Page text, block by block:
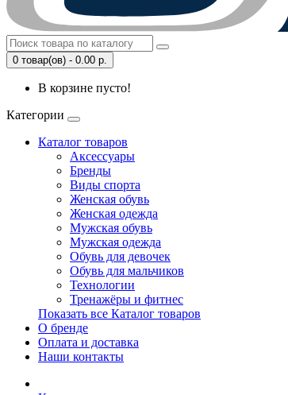
0 товар(ов) - 0.00 р.
В корзине пусто!
Категории
Каталог товаров
Аксессуары
Бренды
Виды спорта
Женская обувь
Женская одежда
Мужская обувь
Мужская одежда
Обувь для девочек
Обувь для мальчиков
Технологии
Тренажёры и фитнес
Показать все Каталог товаров
О бренде
Оплата и доставка
Наши контакты